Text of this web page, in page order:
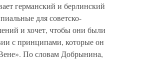
германский и берлинский
для советско-
и хочет, чтобы они были
с принципами, которые он
По словам Добрынина,